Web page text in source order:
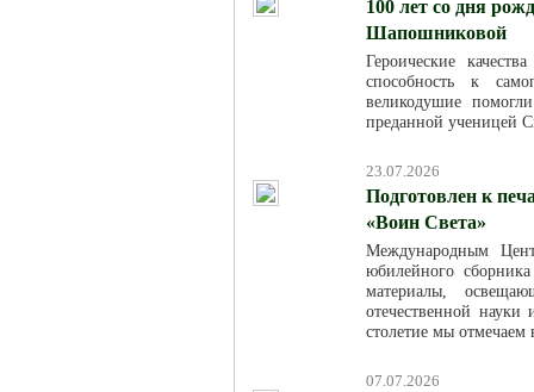
100 лет со дня
Шапошниковой
Героические
способность к
великодушие
преданной ученицей
23.07.2026
Подготовлен к
«Воин Света»
Международным
юбилейного
материалы,
отечественной
столетие мы отмечаем
07.07.2026